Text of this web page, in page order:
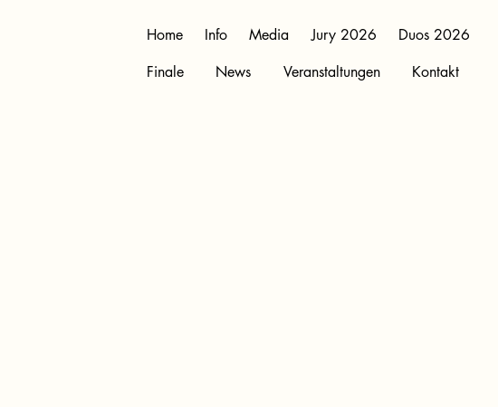
Home Info Media Jury 2026
Duos 2026
Finale
News Veranstaltungen Kontakt